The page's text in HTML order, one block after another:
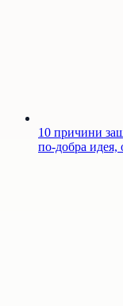
10 причини
по-добра идея,